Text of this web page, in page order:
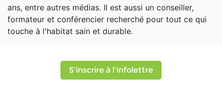
ans, entre autres médias. Il est aussi un conseiller,
formateur et conférencier recherché pour tout ce qui
touche à l'habitat sain et durable.
S'inscrire à l'infolettre